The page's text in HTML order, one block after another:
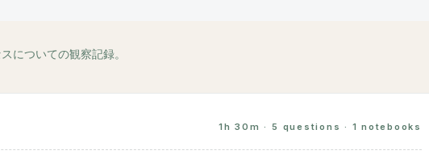
についての観察記録。
1h 30m · 5 questions · 1 notebooks